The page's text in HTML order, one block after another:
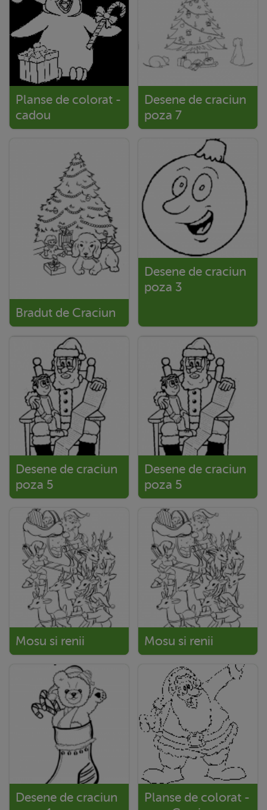
Planse de colorat -
cadou
Desene de craciun
poza 7
Bradut de Craciun
Desene de craciun
poza 3
Desene de craciun
poza 5
Desene de craciun
poza 5
Mosu si renii Mosu si renii
Desene de craciun
Planse de colorat -